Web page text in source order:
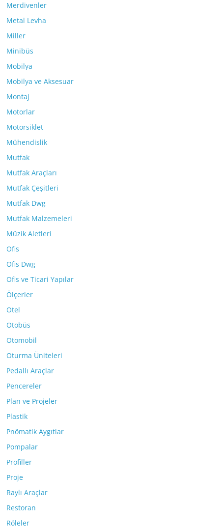
Merdivenler
Metal Levha
Miller
Minibüs
Mobilya
Mobilya ve Aksesuar
Montaj
Motorlar
Motorsiklet
Mühendislik
Mutfak
Mutfak Araçları
Mutfak Çeşitleri
Mutfak Dwg
Mutfak Malzemeleri
Müzik Aletleri
Ofis
Ofis Dwg
Ofis ve Ticari Yapılar
Ölçerler
Otel
Otobüs
Otomobil
Oturma Üniteleri
Pedallı Araçlar
Pencereler
Plan ve Projeler
Plastik
Pnömatik Aygıtlar
Pompalar
Profiller
Proje
Raylı Araçlar
Restoran
Röleler